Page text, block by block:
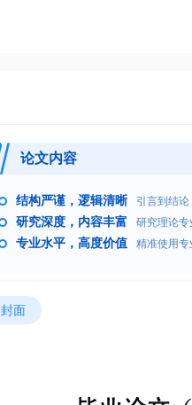
论文内容
结构严谨，逻辑清晰 引言到结
研究深度，内容丰富 研究理论
专业水平，高度价值 精准使用
封面